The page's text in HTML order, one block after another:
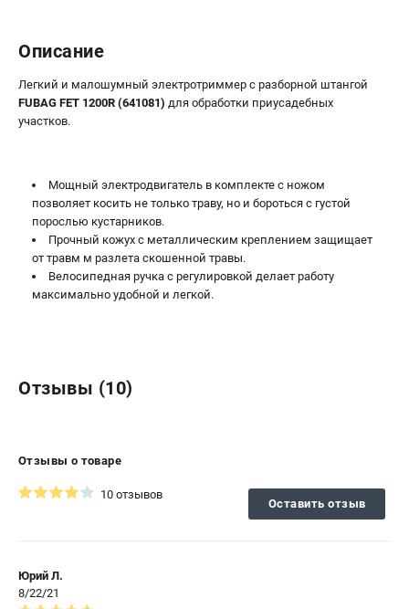
Описание
Легкий и малошумный электротриммер с разборной штангой
FUBAG FET 1200R (641081) для обработки приусадебных
участков.
Мощный электродвигатель в комплекте с ножом
позволяет косить не только траву, но и бороться с густой
порослью кустарников.
Прочный кожух с металлическим креплением защищает
от травм м разлета скошенной травы.
Велосипедная ручка с регулировкой делает работу
максимально удобной и легкой.
Отзывы (10)
Отзывы о товаре
10 отзывов
Оставить отзыв
Юрий Л.
8/22/21